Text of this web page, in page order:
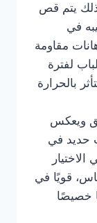
ذلك يتم قص
في
مقاومة
لفترة
بالحرارة
ويعكس
حديد في
الاختيار
قويًا في
خصيصًا